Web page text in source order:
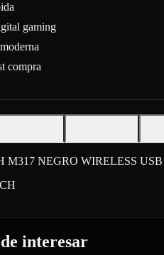
gaming
compra
NEGRO WIRELESS USB
interesar